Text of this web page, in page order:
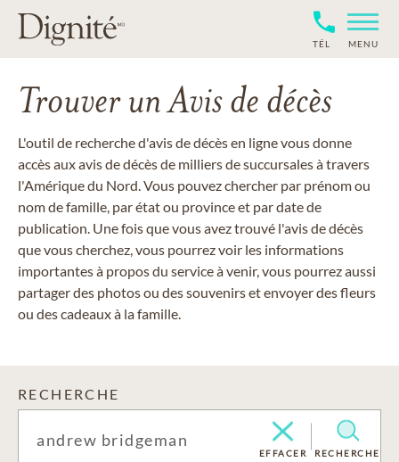
TÉL MENU
Trouver un Avis de décès
L'outil de recherche d'avis de décès en ligne vous donne
accès aux avis de décès de milliers de succursales à travers
l'Amérique du Nord. Vous pouvez chercher par prénom ou
nom de famille, par état ou province et par date de
publication. Une fois que vous avez trouvé l'avis de décès
que vous cherchez, vous pourrez voir les informations
importantes à propos du service à venir, vous pourrez aussi
partager des photos ou des souvenirs et envoyer des fleurs
ou des cadeaux à la famille.
RECHERCHE
EFFACER RECHERCHE